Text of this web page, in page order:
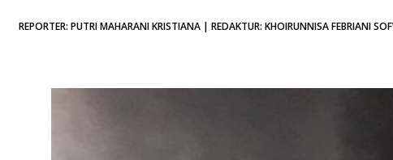
REPORTER: PUTRI MAHARANI KRISTIANA | REDAKTUR: KHOIRUNNISA FEBRIANI